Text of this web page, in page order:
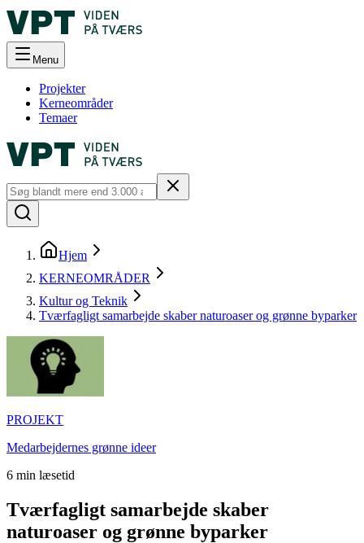
Menu
Projekter
Kerneområder
Temaer
Hjem
KERNEOMRÅDER
Kultur og Teknik
Tværfagligt samarbejde skaber naturoaser og grønne byparker
PROJEKT
Medarbejdernes grønne ideer
6 min læsetid
Tværfagligt samarbejde skaber
naturoaser og grønne byparker